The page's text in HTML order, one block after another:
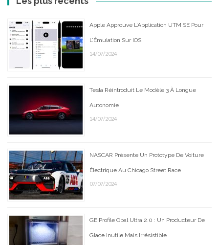
Apple Approuve L’Application UTM SE Pour
L’Émulation Sur IOS
14/07/2024
Tesla Réintroduit Le Modèle 3 À Longue
Autonomie
14/07/2024
NASCAR Présente Un Prototype De Voiture
Électrique Au Chicago Street Race
07/07/2024
GE Profile Opal Ultra 2.0 : Un Producteur De
Glace Inutile Mais Irrésistible